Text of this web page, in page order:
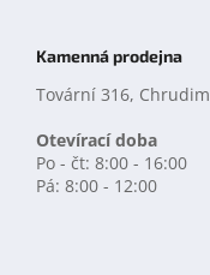
Kamenná prodejna
Tovární 316, Chrudim
Otevírací doba
Po - čt: 8:00 - 16:00
Pá: 8:00 - 12:00